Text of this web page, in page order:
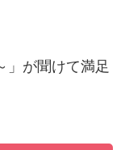
」が聞けて満足